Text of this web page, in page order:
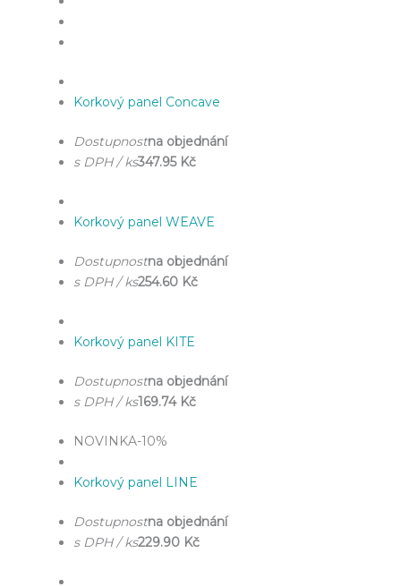
Korkový panel Concave
Dostupnostna objednání
s DPH / ks347.95 Kč
Korkový panel WEAVE
Dostupnostna objednání
s DPH / ks254.60 Kč
Korkový panel KITE
Dostupnostna objednání
s DPH / ks169.74 Kč
NOVINKA-10%
Korkový panel LINE
Dostupnostna objednání
s DPH / ks229.90 Kč